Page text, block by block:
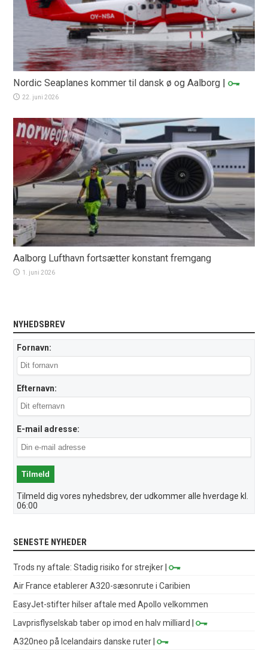
Nordic Seaplanes kommer til dansk ø og Aalborg |
22. juni 2026
Aalborg Lufthavn fortsætter konstant fremgang
1. juni 2026
NYHEDSBREV
Fornavn:
Efternavn:
E-mail adresse:
Tilmeld dig vores nyhedsbrev, der udkommer alle hverdage kl.
06:00
SENESTE NYHEDER
Trods ny aftale: Stadig risiko for strejker |
Air France etablerer A320-sæsonrute i Caribien
EasyJet-stifter hilser aftale med Apollo velkommen
Lavprisflyselskab taber op imod en halv milliard
|
A320neo på Icelandairs danske ruter |